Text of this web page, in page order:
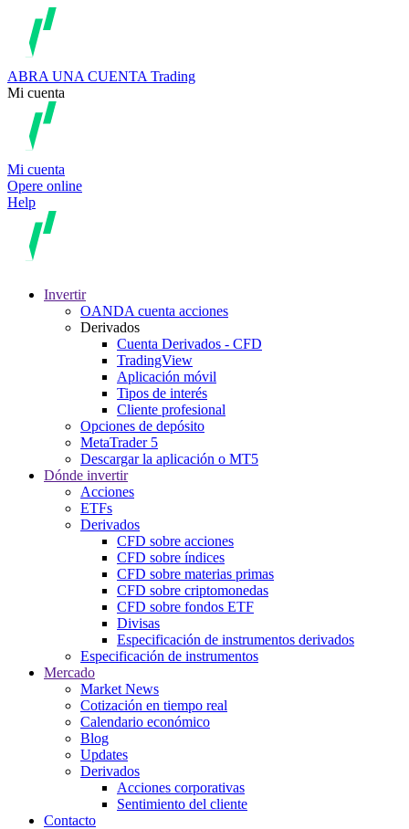
ABRA UNA CUENTA Trading
Mi cuenta
Mi cuenta
Opere online
Help
Invertir
OANDA cuenta acciones
Derivados
Cuenta Derivados - CFD
TradingView
Aplicación móvil
Tipos de interés
Cliente profesional
Opciones de depósito
MetaTrader 5
Descargar la aplicación o MT5
Dónde invertir
Acciones
ETFs
Derivados
CFD sobre acciones
CFD sobre índices
CFD sobre materias primas
CFD sobre criptomonedas
CFD sobre fondos ETF
Divisas
Especificación de instrumentos derivados
Especificación de instrumentos
Mercado
Market News
Cotización en tiempo real
Calendario económico
Blog
Updates
Derivados
Acciones corporativas
Sentimiento del cliente
Contacto